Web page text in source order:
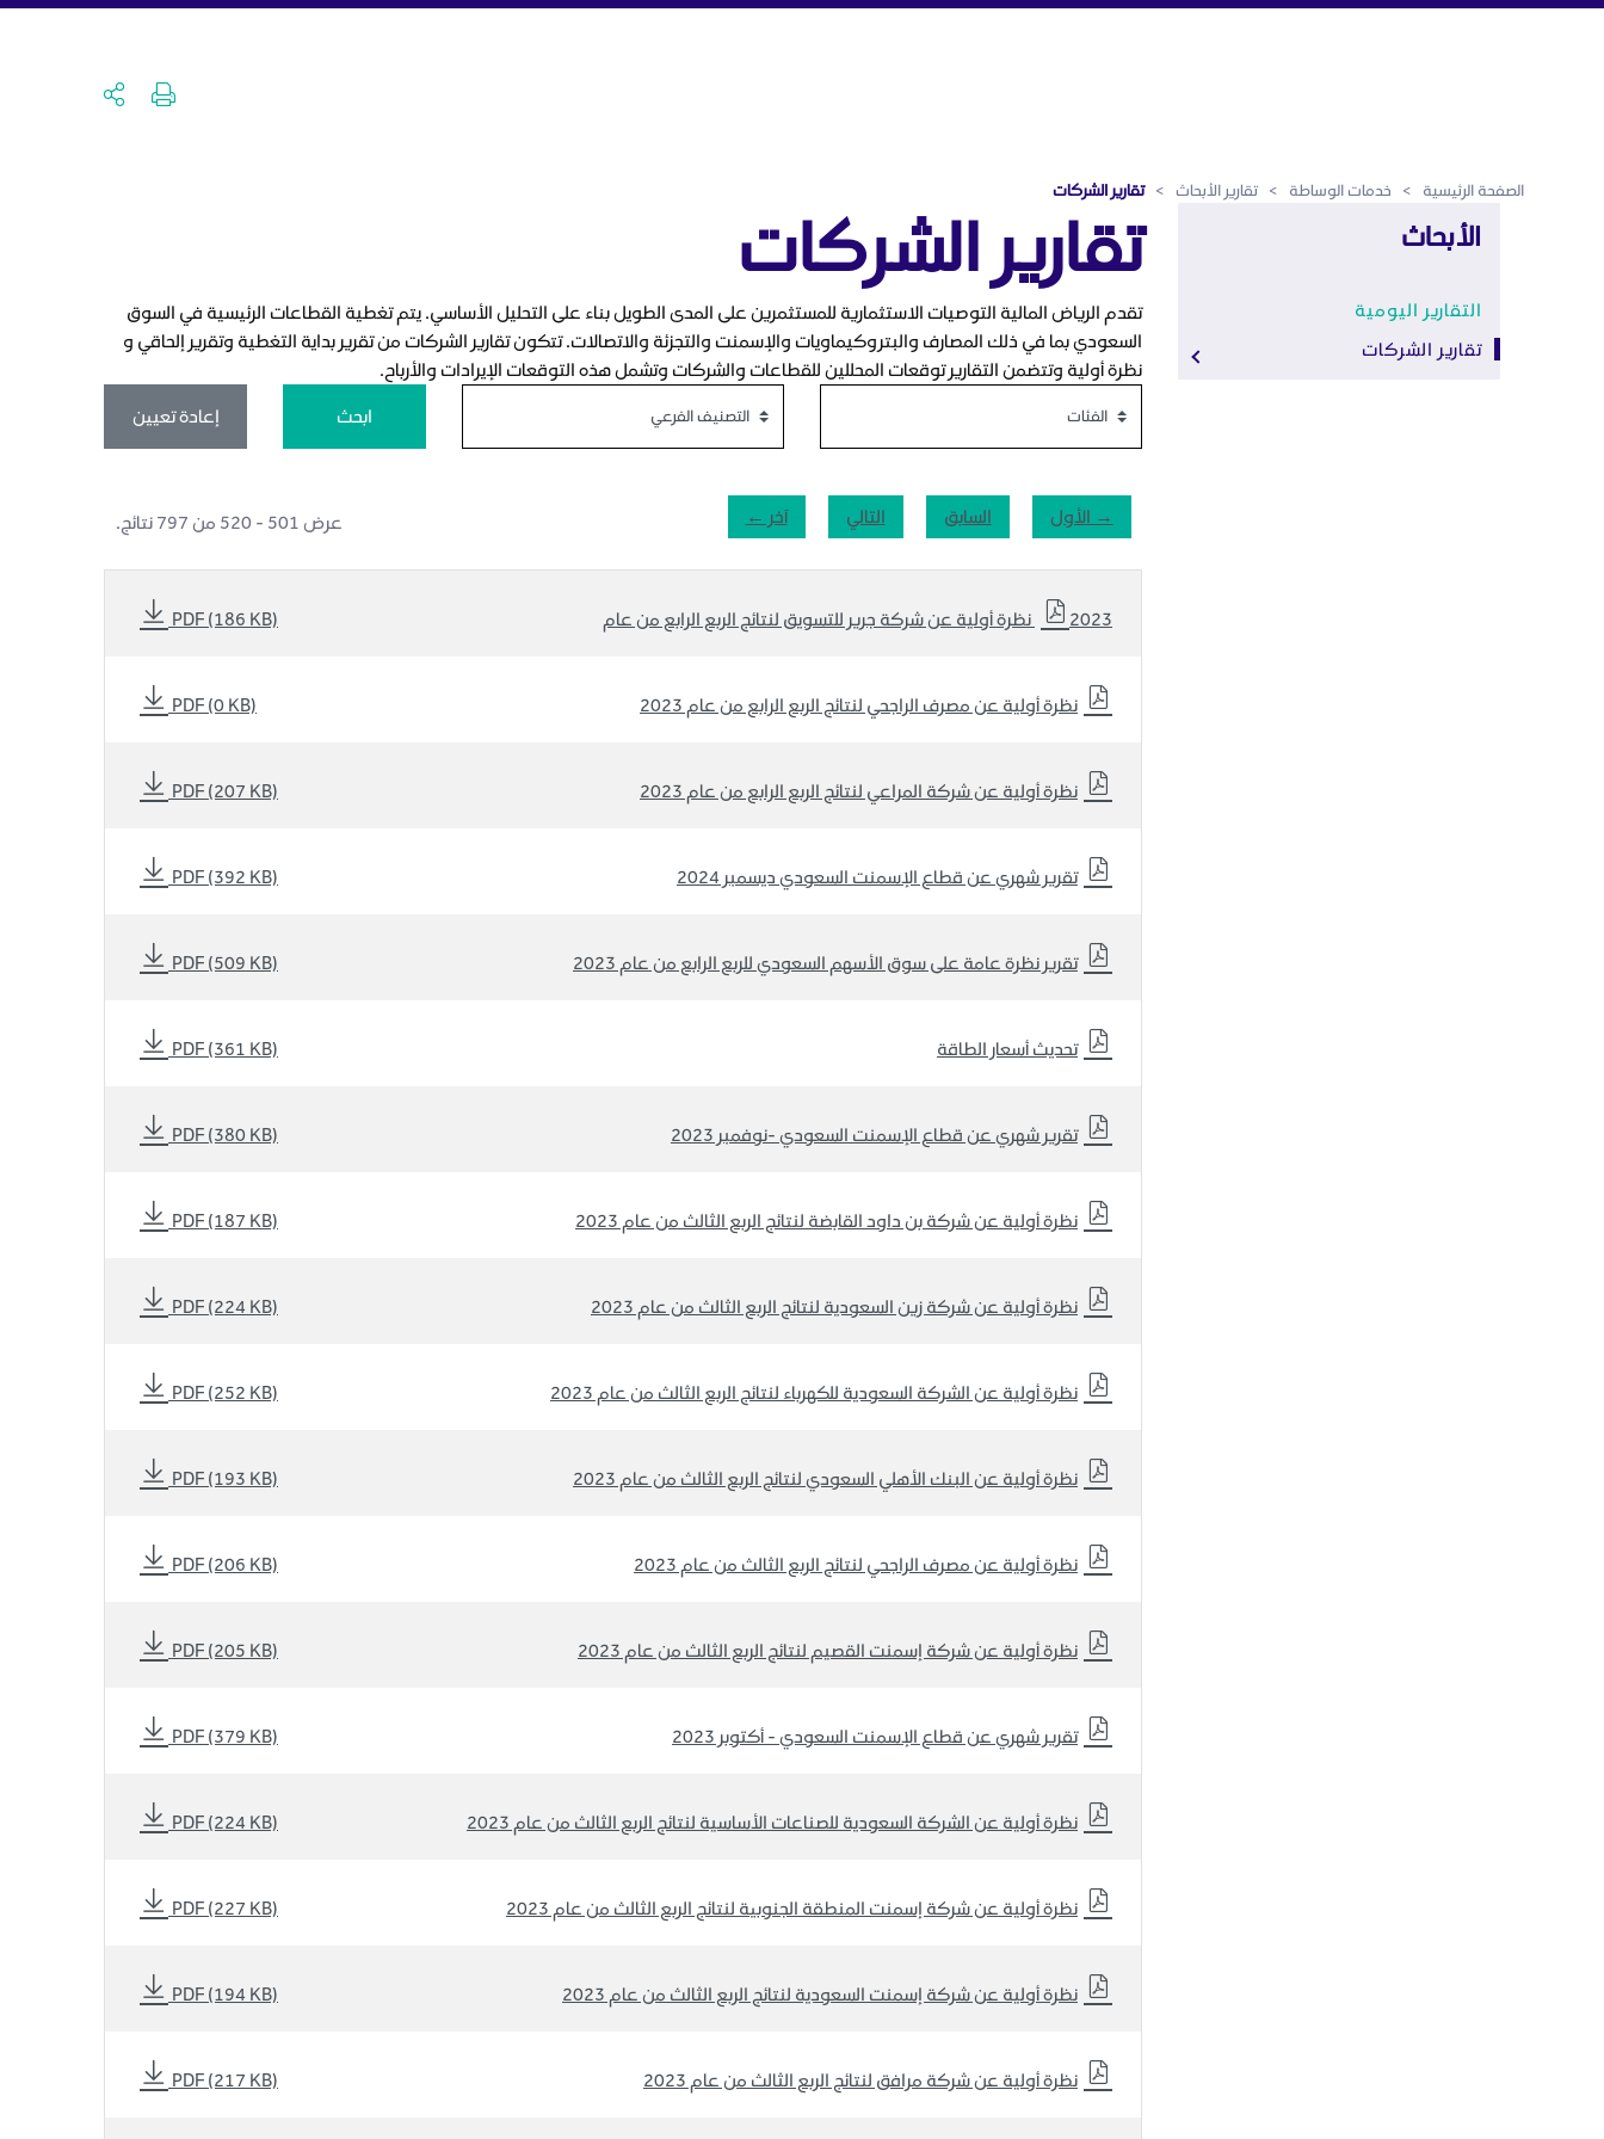
تقارير الشركات - الرياض المالية
الصفحة الرئيسية > خدمات الوساطة > تقارير الأبحاث > تقارير الشركات
الأبحاث
التقارير اليومية
تقارير الشركات
تقارير الشركات
تقدم الرياض المالية التوصيات الاستثمارية للمستثمرين على المدى الطويل بناء على التحليل الأساسي. يتم تغطية القطاعات الرئيسية في السوق
السعودي بما في ذلك المصارف والبتروكيماويات والإسمنت والتجزئة والاتصالات. تتكون تقارير الشركات من تقرير بداية التغطية وتقرير إلحاقي و
نظرة أولية وتتضمن التقارير توقعات المحللين للقطاعات والشركات وتشمل هذه التوقعات الإيرادات والأرباح.
ابحث إعادة تعيين
عرض ٥٠١ - ٥٢٠ من ٧٩٧ نتائج. → الأول السابق التالي آخر ←
2023 نظرة أولية عن شركة جرير للتسويق لنتائج الربع الرابع من عام PDF (186 KB)
نظرة أولية عن مصرف الراجحي لنتائج الربع الرابع من عام 2023 PDF (0 KB)
نظرة أولية عن شركة المراعي لنتائج الربع الرابع من عام 2023 PDF (207 KB)
تقرير شهري عن قطاع الإسمنت السعودي ديسمبر 2024 PDF (392 KB)
تقرير نظرة عامة على سوق الأسهم السعودي للربع الرابع من عام 2023 PDF (509 KB)
تحديث أسعار الطاقة PDF (361 KB)
تقرير شهري عن قطاع الإسمنت السعودي -نوفمبر 2023 PDF (380 KB)
نظرة أولية عن شركة بن داود القابضة لنتائج الربع الثالث من عام 2023 PDF (187 KB)
نظرة أولية عن شركة زين السعودية لنتائج الربع الثالث من عام 2023 PDF (224 KB)
نظرة أولية عن الشركة السعودية للكهرباء لنتائج الربع الثالث من عام 2023 PDF (252 KB)
نظرة أولية عن البنك الأهلي السعودي لنتائج الربع الثالث من عام 2023 PDF (193 KB)
نظرة أولية عن مصرف الراجحي لنتائج الربع الثالث من عام 2023 PDF (206 KB)
نظرة أولية عن شركة إسمنت القصيم لنتائج الربع الثالث من عام 2023 PDF (205 KB)
تقرير شهري عن قطاع الإسمنت السعودي - أكتوبر 2023 PDF (379 KB)
نظرة أولية عن الشركة السعودية للصناعات الأساسية لنتائج الربع الثالث من عام 2023 PDF (224 KB)
نظرة أولية عن شركة إسمنت المنطقة الجنوبية لنتائج الربع الثالث من عام 2023 PDF (227 KB)
نظرة أولية عن شركة إسمنت السعودية لنتائج الربع الثالث من عام 2023 PDF (194 KB)
نظرة أولية عن شركة مرافق لنتائج الربع الثالث من عام 2023 PDF (217 KB)